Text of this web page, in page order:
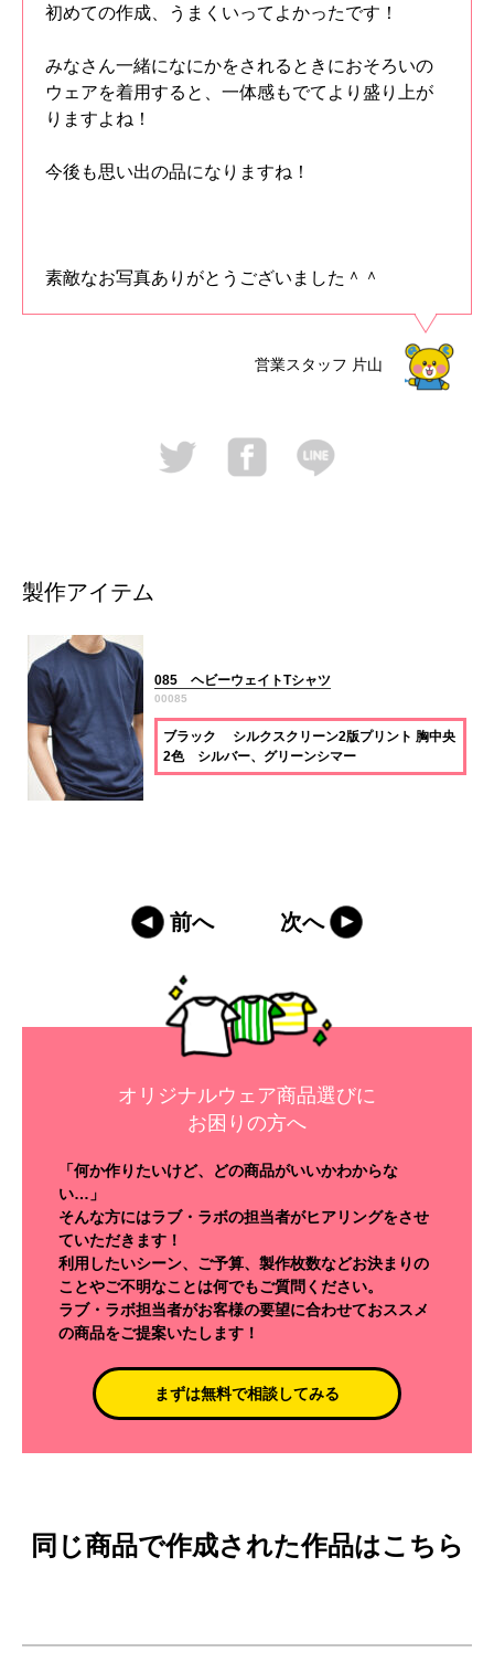
初めての作成、うまくいってよかったです！
みなさん一緒になにかをされるときにおそろいの
ウェアを着用すると、一体感もでてより盛り上が
りますよね！
今後も思い出の品になりますね！
素敵なお写真ありがとうございました＾＾
営業スタッフ 片山
製作アイテム
085 ヘビーウェイトTシャツ
00085
ブラック シルクスクリーン2版プリント 胸中央
2色 シルバー、グリーンシマー
前へ 次へ
オリジナルウェア商品選びに
お困りの方へ
「何か作りたいけど、どの商品がいいかわからな
い…」
そんな方にはラブ・ラボの担当者がヒアリングをさせ
ていただきます！
利用したいシーン、ご予算、製作枚数などお決まりの
ことやご不明なことは何でもご質問ください。
ラブ・ラボ担当者がお客様の要望に合わせておススメ
の商品をご提案いたします！
まずは無料で相談してみる
同じ商品で作成された作品はこちら